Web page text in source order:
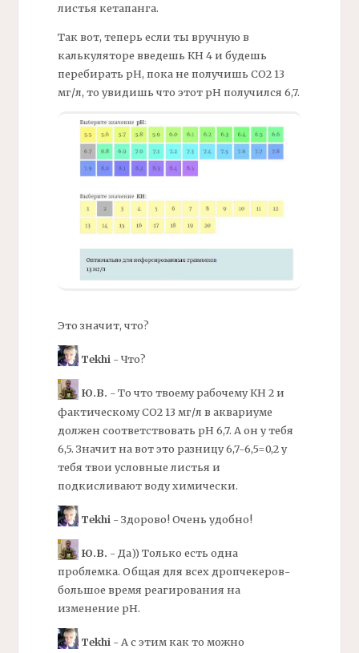
листья кетапанга.
Так вот, теперь если ты вручную в
калькуляторе введешь КН 4 и будешь
перебирать рН, пока не получишь СО2 13
мг/л, то увидишь что этот рН получился 6,7.
Это значит, что?
Tekhi- Что?
Ю.В. - То что твоему рабочемуКН 2 и
фактическому СО2 13 мг/л в аквариуме
должен соответствовать рН 6,7. А он у тебя
6,5. Значит на вот это разницу 6,7-6,5=0,2 у
тебя твои условные листья и
подкисливают воду химически.
Tekhi - Здорово! Очень удобно!
Ю.В. - Да)) Только есть одна
проблемка. Общая для всех дропчекеров-
большое время реагирования на
изменение рН.
Tekhi- А с этим как то можно